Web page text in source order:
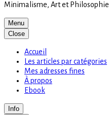
Minimalisme, Art et Philosophie
Menu
Close
Accueil
Les articles par catégories
Mes adresses fines
À propos
Ebook
Info